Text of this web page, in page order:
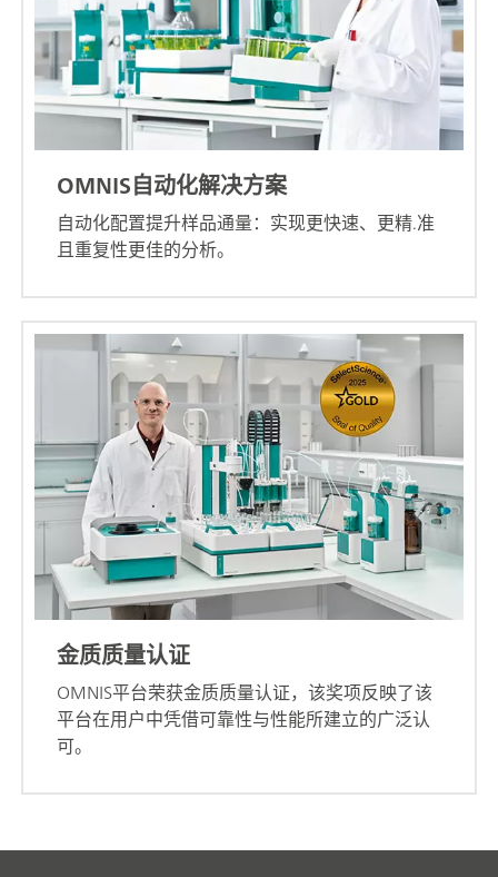
OMNIS自动化解决方案
自动化配置提升样品通量：实现更快速、更精.准
且重复性更佳的分析。
金质质量认证
OMNIS平台荣获金质质量认证，该奖项反映了该
平台在用户中凭借可靠性与性能所建立的广泛认
可。